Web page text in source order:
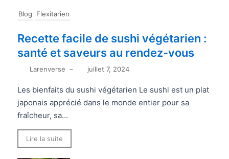
Blog Flexitarien
Recette facile de sushi végétarien :
santé et saveurs au rendez-vous
Larenverse – juillet 7, 2024
Les bienfaits du sushi végétarien Le sushi est un plat
japonais apprécié dans le monde entier pour sa
fraîcheur, sa...
Lire la suite